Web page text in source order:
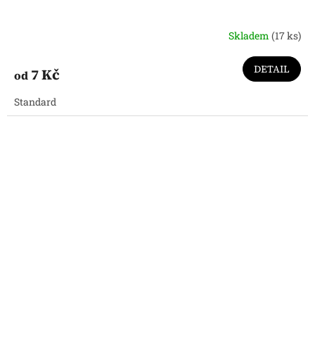
Skladem (17 ks)
od 7 Kč DETAIL
Standard